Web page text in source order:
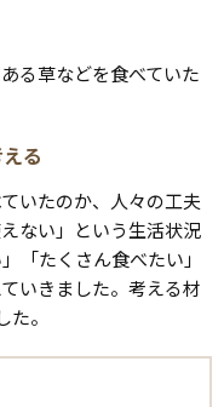
る草などを食べていた
る
いたのか、人々の工夫
ない」という生活状況
「たくさん食べたい」
いきました。考える材
。